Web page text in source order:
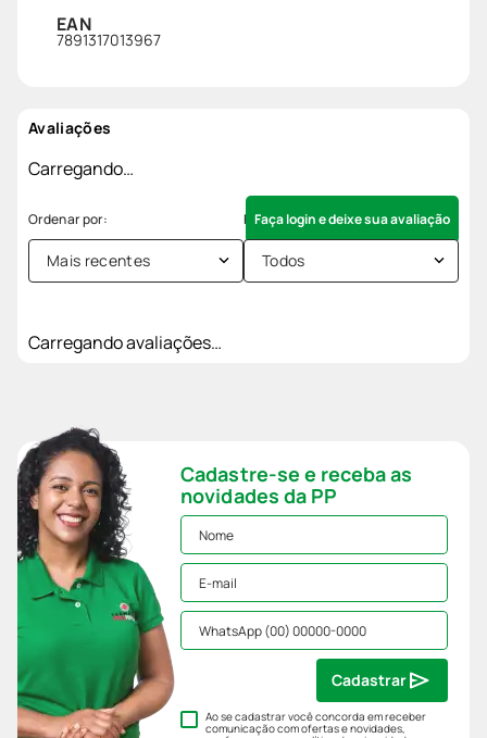
EAN
7891317013967
Avaliações
Carregando…
Faça login e deixe sua avaliação
Mais recentes Todos
Carregando avaliações…
Cadastre-se e receba as
novidades da PP
Ao se cadastrar você concorda em receber
comunicação com ofertas e novidades,
Cadastrar